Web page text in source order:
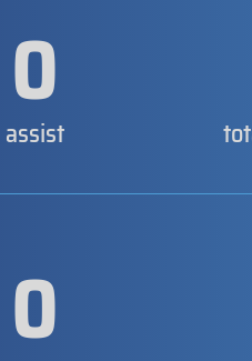
0
assist
0